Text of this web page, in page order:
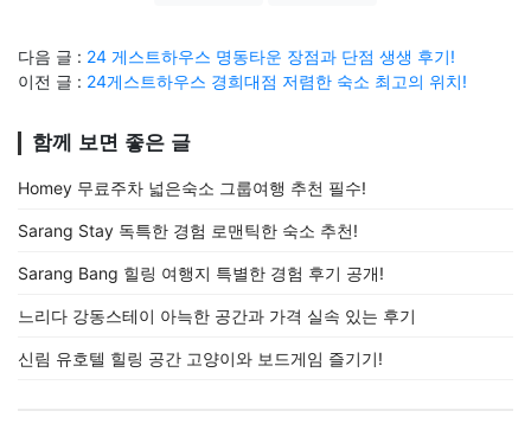
다음 글 : 24 게스트하우스 명동타운 장점과 단점 생생 후기!
이전 글 : 24게스트하우스 경희대점 저렴한 숙소 최고의 위치!
함께 보면 좋은 글
Homey 무료주차 넓은숙소 그룹여행 추천 필수!
Sarang Stay 독특한 경험 로맨틱한 숙소 추천!
Sarang Bang 힐링 여행지 특별한 경험 후기 공개!
느리다 강동스테이 아늑한 공간과 가격 실속 있는 후기
신림 유호텔 힐링 공간 고양이와 보드게임 즐기기!